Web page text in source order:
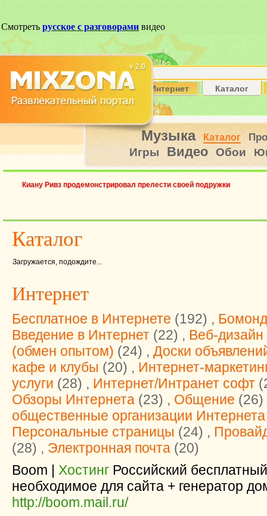
Интернет Каталог
Музыка Каталог
Игры Видео Обои
Киану Ривз продемонстрировал прелести своей подружки
Каталог
Загружается, подождите...
Интернет
Бесплатное в Интернете (192) ,
Введение в Интернет (22) , Веб-дизайн
(обмен опытом) (24) , Доски
кафе и клубы (20) , Интернет-
услуги (28) , Интернет/Интранет софт
Обзоры Интернета (23) , Общение
общественные организации Интернета
Персональные страницы (24) ,
(28) , Электронная почта (20)
Boom | Хостинг Российский
необходимое для сайта + генератор
http://boom.mail.ru/